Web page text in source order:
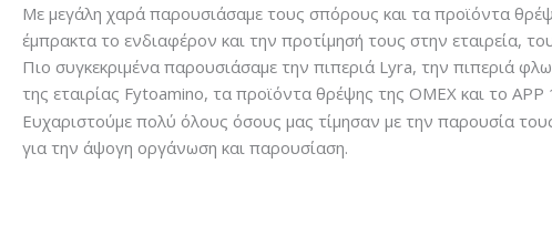
Με μεγάλη χαρά παρουσιάσαμε τους σπόρους και τα προϊόντα
έμπρακτα το ενδιαφέρον και την προτίμησή τους στην εταιρεία,
Πιο συγκεκριμένα παρουσιάσαμε την πιπεριά Lyra, την πιπεριά
της εταιρίας Fytoamino, τα προϊόντα θρέψης της OMEX και το APP
Ευχαριστούμε πολύ όλους όσους μας τίμησαν με την παρουσία
για την άψογη οργάνωση και παρουσίαση.